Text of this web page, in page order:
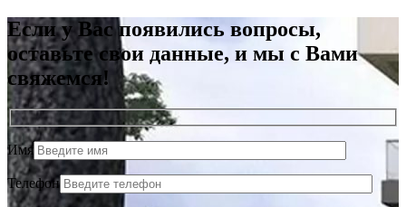
Если у Вас появились вопросы,
оставьте свои данные, и мы с Вами
свяжемся!
Имя
Телефон